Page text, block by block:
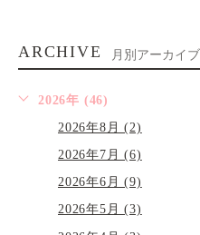
ARCHIVE 月別アーカイブ
2026年 (46)
2026年8月 (2)
2026年7月 (6)
2026年6月 (9)
2026年5月 (3)